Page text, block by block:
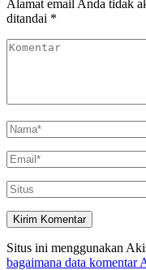
Alamat email Anda tidak
ditandai *
Situs ini menggunakan
bagaimana data komentar